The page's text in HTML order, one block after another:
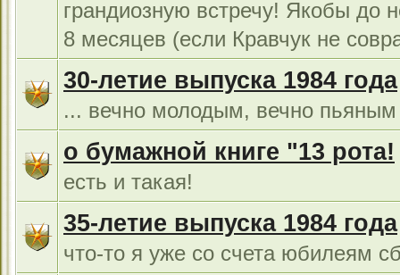
грандиозную встречу! Якобы до
8 месяцев (если Кравчук не
30-летие выпуска 1984 года
... вечно молодым, вечно
о бумажной книге "13 рота!
есть и такая!
35-летие выпуска 1984 года
что-то я уже со счета юбилеям